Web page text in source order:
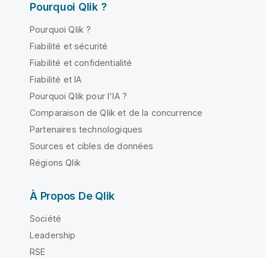
Pourquoi Qlik ?
Pourquoi Qlik ?
Fiabilité et sécurité
Fiabilité et confidentialité
Fiabilité et IA
Pourquoi Qlik pour l'IA ?
Comparaison de Qlik et de la concurrence
Partenaires technologiques
Sources et cibles de données
Régions Qlik
À Propos De Qlik
Société
Leadership
RSE